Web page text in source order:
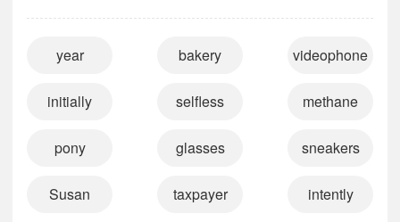
year bakery videophone
initially selfless methane
pony glasses sneakers
Susan taxpayer intently